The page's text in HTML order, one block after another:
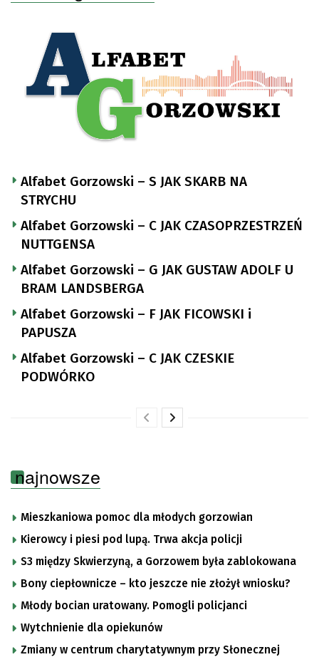
Alfabet Gorzowski – S JAK SKARB NA
STRYCHU
Alfabet Gorzowski – C JAK CZASOPRZESTRZEŃ
NUTTGENSA
Alfabet Gorzowski – G JAK GUSTAW ADOLF U
BRAM LANDSBERGA
Alfabet Gorzowski – F JAK FICOWSKI i
PAPUSZA
Alfabet Gorzowski – C JAK CZESKIE
PODWÓRKO
najnowsze
Mieszkaniowa pomoc dla młodych gorzowian
Kierowcy i piesi pod lupą. Trwa akcja policji
S3 między Skwierzyną, a Gorzowem była zablokowana
Bony ciepłownicze – kto jeszcze nie złożył wniosku?
Młody bocian uratowany. Pomogli policjanci
Wytchnienie dla opiekunów
Zmiany w centrum charytatywnym przy Słonecznej